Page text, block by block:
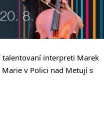
interpreti Marek
v Polici nad Metují s